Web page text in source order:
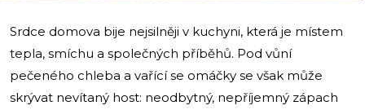
Srdce domova bije nejsilněji v kuchyni, která je místem
tepla, smíchu a společných příběhů. Pod vůní
pečeného chleba a vařící se omáčky se však může
skrývat nevítaný host: neodbytný, nepříjemný zápach